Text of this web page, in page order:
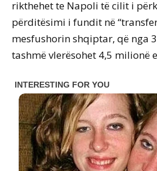
rikthehet te Napoli të cilit i
përditësimi i fundit në
mesfushorin shqiptar, që nga
tashmë vlerësohet 4,5 milionë